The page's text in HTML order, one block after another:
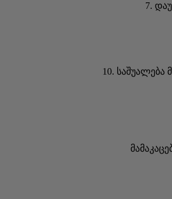
7.
10. საშუალება